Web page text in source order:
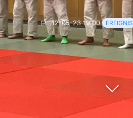
12-05-23 19:00 EREIGNIS